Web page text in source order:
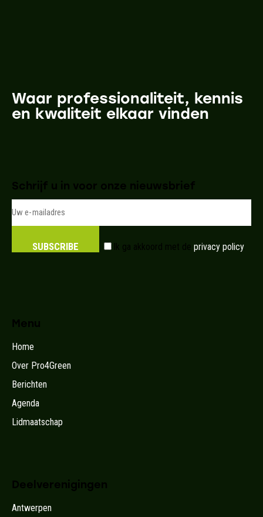
Waar professionaliteit, kennis
en kwaliteit elkaar vinden
Schrijf u in voor onze nieuwsbrief
SUBSCRIBE Ik ga akkoord met de privacy policy.
Menu
Home
Over Pro4Green
Berichten
Agenda
Lidmaatschap
Deelverenigingen
Antwerpen